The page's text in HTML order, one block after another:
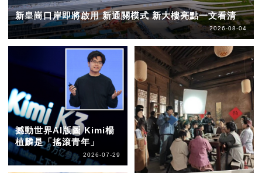
新皇崗口岸即將啟用 新通關模式 新大樓亮點一文看清
2026-08-04
撼動世界AI版圖 Kimi楊
植麟是「搖滾青年」
2026-07-29